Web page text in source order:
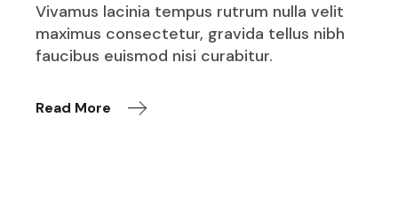
Vivamus lacinia tempus rutrum nulla velit
maximus consectetur, gravida tellus nibh
faucibus euismod nisi curabitur.
Read More